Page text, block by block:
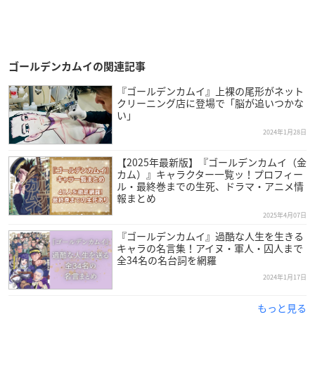
ゴールデンカムイの関連記事
『ゴールデンカムイ』上裸の尾形がネット
クリーニング店に登場で「脳が追いつかな
い」
2024年1月28日
【2025年最新版】『ゴールデンカムイ（金
カム）』キャラクター一覧ッ！プロフィー
ル・最終巻までの生死、ドラマ・アニメ情
報まとめ
2025年4月07日
『ゴールデンカムイ』過酷な人生を生きる
キャラの名言集！アイヌ・軍人・囚人まで
全34名の名台詞を網羅
2024年1月17日
もっと見る